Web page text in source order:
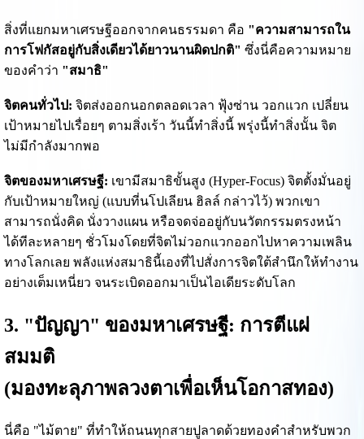
สิ่งที่แยกมหาเศรษฐีออกจากคนธรรมดา คือ "ความสามารถใน
การโฟกัสอยู่กับสิ่งเดียวได้ยาวนานผิดปกติ" ซึ่งนี่คือความหมาย
ของคำว่า "สมาธิ"
จิตคนทั่วไป: จิตส่งออกนอกตลอดเวลา ฟุ้งซ่าน วอกแวก เปลี่ยน
เป้าหมายไปเรื่อยๆ ตามสิ่งเร้า วันนี้ทำสิ่งนี้ พรุ่งนี้ทำสิ่งนั้น จิต
ไม่มีกำลังมากพอ
จิตของมหาเศรษฐี: เขามีสมาธิขั้นสูง (Hyper-Focus) จิตตั้งมั่นอยู่
กับเป้าหมายใหญ่ (แบบที่นโปเลียน ฮิลล์ กล่าวไว้) พวกเขา
สามารถนั่งคิด นั่งวางแผน หรือจดจ่ออยู่กับนวัตกรรมตรงหน้า
ได้ทีละหลายๆ ชั่วโมงโดยที่จิตไม่วอกแวกออกไปหาความเพลิน
ทางโลกเลย พลังแห่งสมาธินี้เองที่ไปสั่งการจิตใต้สำนึกให้ทำงาน
อย่างเต็มเหนี่ยว จนระเบิดออกมาเป็นไอเดียระดับโลก
3. "ปัญญา" ของมหาเศรษฐี: การตีแผ่
สมมติ
(มองทะลุภาพลวงตาเพื่อเห็นโอกาสทอง)
นี่คือ "ไม้ตาย" ที่ทำให้ถนนทุกสายปูลาดด้วยทองคำสำหรับพวก